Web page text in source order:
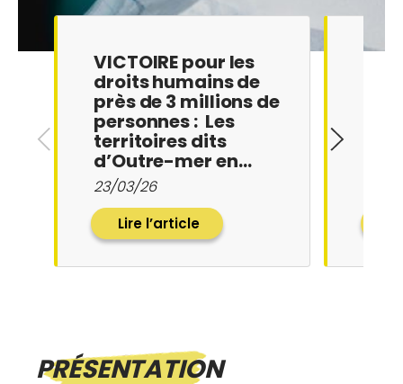
VICTOIRE pour les
droits humains de
près de 3 millions de
personnes : Les
territoires dits
d’Outre-mer en…
23/03/26
Lire l’article
PRÉSENTATION